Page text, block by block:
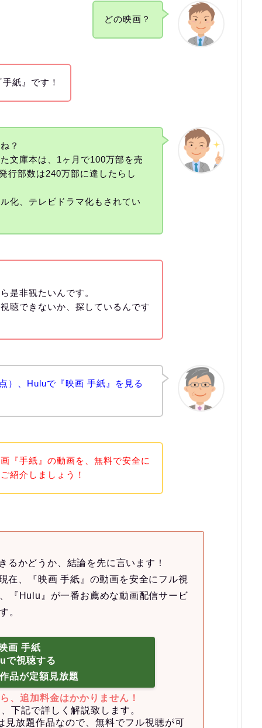
どの映画？
紙』です！
？
文庫本は、1ヶ月で100万部を売
行部数は240万部に達したらし
化、テレビドラマ化もされてい
是非観たいんです。
聴できないか、探しているんです
）、Huluで『映画 手紙』を見る
『手紙』の動画を、無料で安全に
紹介しましょう！
かどうか、結論を先に言います！
在、『映画 手紙』の動画を安全にフル視
『Hulu』が一番お薦めな動画配信サービ
。
画 手紙
で視聴する
品が定額見放題
、追加料金はかかりません！
下記で詳しく解説致します。
放題作品なので、無料でフル視聴が可